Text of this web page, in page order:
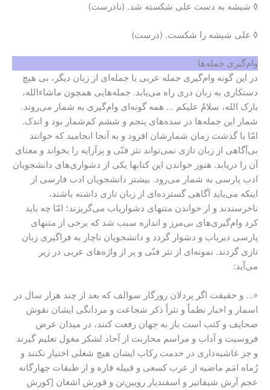
◊ شیشه به دست علی شکسته شد. (نادرست)
◊ علی شیشه را شکست. (درست)
وام‌گیری جمله‌ها
در این گونه وام‌گیری جمله عربی یا جمله‌ای از زبان دیگر، بی هیچ
دستکاری به زبان دری راه می‌یابد. جمله‌هایی همچون ماشاءالله،
بارک الله، سلامٌ علیکم … همه گونه‌ای وام‌گیری به شمار می‌روند.
شمار این جمله‌ها در سده‌های پنجم و ششم کم‌شمار بود و اندک.
امّا با گذشت زمان شمارشان افزود و به آنجا انجامید که خوانند
بی‌آگاهی از زبان تازی نمی‌تواند نثر فنّی و پرآرایه را بخواند و معنای
آن را دریابد. هنوز خواندن این کتابها یکی از دشواری‌های دانشجویان
ادب پارسی به شمار می‌رود. بیشتر دانشجویان ادب فارسی از
اینکه می‌باید آگاهی گسترده‌ای از زبان تازی داشته باشند،
ناخرسندند و از خواندن متنهای دشواریاب می‌گریزند؛ امّا چه باید
کرد وام‌گیری‌های بی‌مرز و اندازه سبب شد که برخی از متنهای
پارسی دیریاب و دشوار گردد و دانشجویان ناچار به فراگیری زبان
تازی گردند. نمونه‌ای از نثر فنّی و پر از واژه‌های عربی در زیر
می‌آید:
«… و حقیقت اگر پردلان روزگار سوالف که بعد از چند هزار سال در
اسمار و اخبار نظماً و نثراً ذکر شجاعت و مردانگی ایشان نقوش
صحایف و کتب است باز به جهان رفعت کنند، در میدان عرض
فروسیت و آداب و مراسم محاربت از آحاد لشکر مغول تعلیم گیرند
و جز غاشیه‌داری در خدمت رکاب ایشان هیچ شغلی اختیار نکنند و
رُماه امَم ماضیه از عرب کسعی و قبیله قاره و از طبقات چهارگانه
عجم آرش شیفاتیر و اسفندیار رویین‌تن و قورش اشغان [کورش